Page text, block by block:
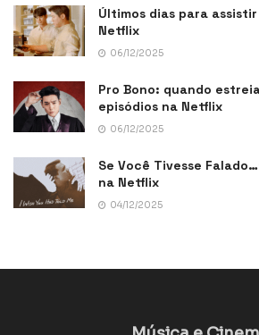
Últimos dias para
Netflix
06/12/2025
Pro Bono: quando
episódios na Netflix
06/12/2025
Se Você Tivesse
na Netflix
04/12/2025